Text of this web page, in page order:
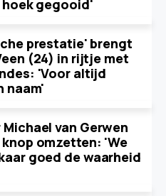
gegooid'
prestatie' brengt
(24) in rijtje met
'Voor altijd
naam'
van Gerwen
omzetten: 'We
goed de waarheid